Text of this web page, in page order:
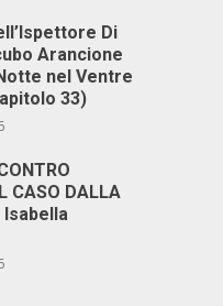
Di
Arancione
nel Ventre
33)
CASO DALLA
Isabella